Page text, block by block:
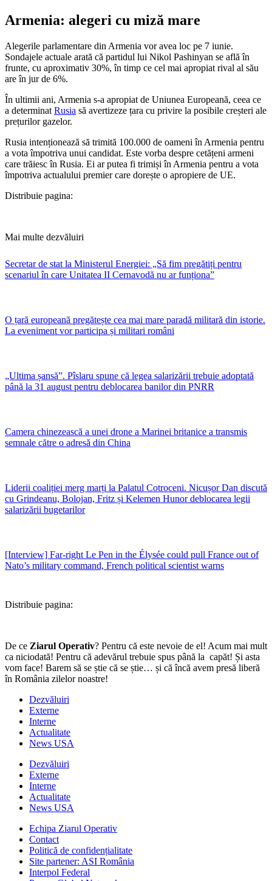
Armenia: alegeri cu miză mare
Alegerile parlamentare din Armenia vor avea loc pe 7 iunie.
Sondajele actuale arată că partidul lui Nikol Pashinyan se află în
frunte, cu aproximativ 30%, în timp ce cel mai apropiat rival al său
are în jur de 6%.
În ultimii ani, Armenia s-a apropiat de Uniunea Europeană, ceea ce
a determinat Rusia să avertizeze țara cu privire la posibile creșteri ale
prețurilor gazelor.
​Rusia intenționează să trimită 100.000 de oameni în Armenia pentru
a vota împotriva unui candidat. Este vorba despre cetățeni armeni
care trăiesc în Rusia. Ei ar putea fi trimiși în Armenia pentru a vota
împotriva actualului premier care dorește o apropiere de UE.
Distribuie pagina:
Mai multe dezvăluiri
Secretar de stat la Ministerul Energiei: „Să fim pregătiți pentru
scenariul în care Unitatea II Cernavodă nu ar funționa”
O țară europeană pregătește cea mai mare paradă militară din istorie.
La eveniment vor participa și militari români
„Ultima șansă”. Pîslaru spune că legea salarizării trebuie adoptată
până la 31 august pentru deblocarea banilor din PNRR
Camera chinezească a unei drone a Marinei britanice a transmis
semnale către o adresă din China
Liderii coaliției merg marți la Palatul Cotroceni. Nicușor Dan discută
cu Grindeanu, Bolojan, Fritz și Kelemen Hunor deblocarea legii
salarizării bugetarilor
[Interview] Far-right Le Pen in the Élysée could pull France out of
Nato’s military command, French political scientist warns
Distribuie pagina:
De ce Ziarul Operativ? Pentru că este nevoie de el! Acum mai mult
ca niciodată! Pentru că adevărul trebuie spus până la capăt! Și asta
vom face! Barem să se știe că se știe… și că încă avem presă liberă
în România zilelor noastre!
Dezvăluiri
Externe
Interne
Actualitate
News USA
Dezvăluiri
Externe
Interne
Actualitate
News USA
Echipa Ziarul Operativ
Contact
Politică de confidențialitate
Site partener: ASI România
Interpol Federal